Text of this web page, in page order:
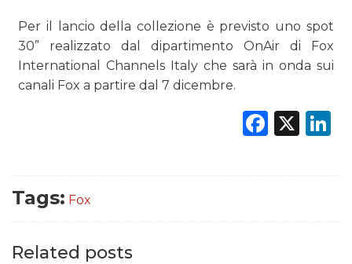
Per il lancio della collezione è previsto uno spot
30” realizzato dal dipartimento OnAir di Fox
International Channels Italy che sarà in onda sui
canali Fox a partire dal 7 dicembre.
X
Tags: Fox
Related posts